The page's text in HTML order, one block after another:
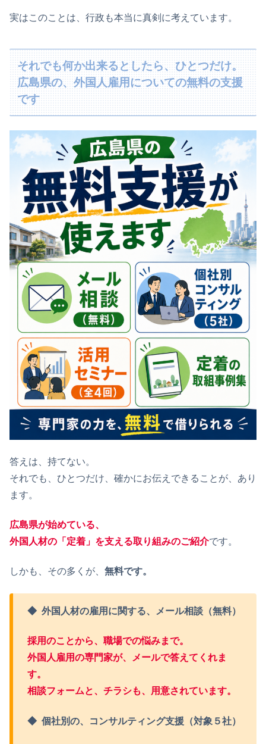
実はこのことは、行政も本当に真剣に考えています。
それでも何か出来るとしたら、ひとつだけ。
広島県の、外国人雇用についての無料の支援
です
答えは、持てない。
それでも、ひとつだけ、確かにお伝えできることが、あり
ます。
広島県が始めている、
外国人材の「定着」を支える取り組みのご紹介です。
しかも、その多くが、 無料です。
◆ 外国人材の雇用に関する、メール相談（無料）
採用のことから、職場での悩みまで。
外国人雇用の専門家が、メールで答えてくれま
す。
相談フォームと、チラシも、用意されています。
◆ 個社別の、コンサルティング支援（対象５社）